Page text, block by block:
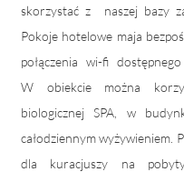
skorzystać z naszej bazy
Pokoje hotelowe maja
połączenia wi-fi
W obiekcie można
biologicznej SPA, w
całodziennym wyżywieniem.
dla kuracjuszy na pobyty